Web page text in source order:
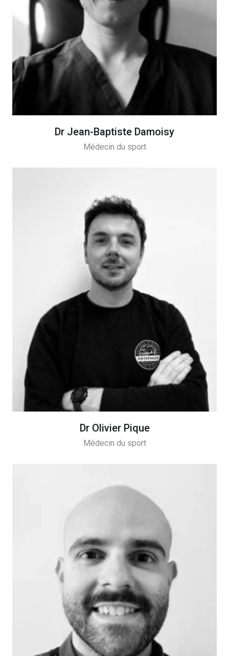
Dr Jean-Baptiste Damoisy
Médecin du sport
Dr Olivier Pique
Médecin du sport